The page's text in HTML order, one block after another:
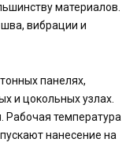
материалов.
вибрации и
панелях,
и цокольных узлах.
Рабочая температура
нанесение на